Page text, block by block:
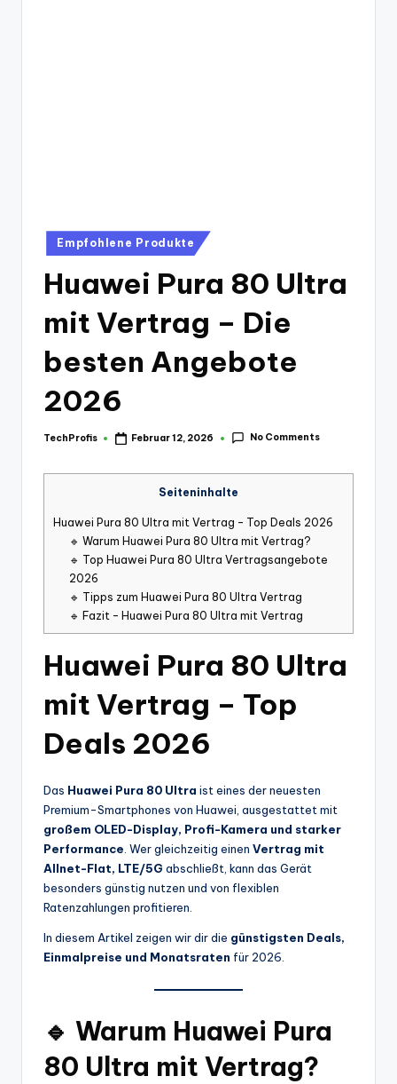
Posted
in
Empfohlene Produkte
Huawei Pura 80 Ultra
mit Vertrag – Die
besten Angebote
2026
Posted
TechProfis Februar 12, 2026 No Comments
Seiteninhalte
Huawei Pura 80 Ultra mit Vertrag – Top Deals 2026
🔹 Warum Huawei Pura 80 Ultra mit Vertrag?
🔹 Top Huawei Pura 80 Ultra Vertragsangebote
2026
🔹 Tipps zum Huawei Pura 80 Ultra Vertrag
🔹 Fazit – Huawei Pura 80 Ultra mit Vertrag
Huawei Pura 80 Ultra
mit Vertrag – Top
Deals 2026
Das Huawei Pura 80 Ultra ist eines der neuesten
Premium-Smartphones von Huawei, ausgestattet mit
großem OLED-Display, Profi-Kamera und starker
Performance . Wer gleichzeitig einen Vertrag mit
Allnet-Flat, LTE/5G abschließt, kann das Gerät
besonders günstig nutzen und von flexiblen
Ratenzahlungen profitieren.
In diesem Artikel zeigen wir dir die günstigsten Deals,
Einmalpreise und Monatsraten für 2026.
🔹 Warum Huawei Pura
80 Ultra mit Vertrag?